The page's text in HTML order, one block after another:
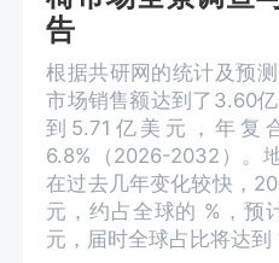
告
根据共研网的统计及预
市场销售额达到了3.60
到5.71亿美元，年复
6.8%（2026-2032）。
在过去几年变化较快，
元，约占全球的 %，预
元，届时全球占比将达到